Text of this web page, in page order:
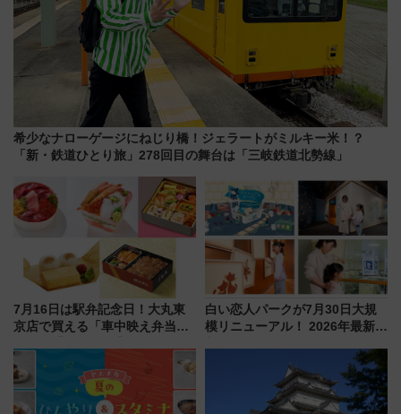
希少なナローゲージにねじり橋！ジェラートがミルキー米！？
「新・鉄道ひとり旅」278回目の舞台は「三岐鉄道北勢線」
7月16日は駅弁記念日！大丸東
京店で買える「車中映え弁当」
白い恋人パークが7月30日大規
模リニューアル！ 2026年最新の
と料金・アクセスを徹底解説